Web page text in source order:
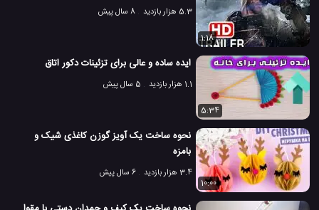
5.3 هزار بازدید 8 سال پیش
1:18
ایده ساده و عالی برای تزئینات دکور اتاق
1.1 هزار بازدید 5 سال پیش
5:34
نحوه ساخت یک آویز گوزن کاغذی شیک و
بامزه
3.4 هزار بازدید
6 سال پیش
10:00